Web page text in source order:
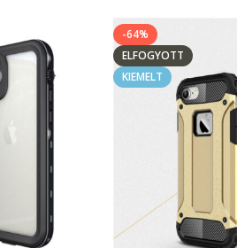
-64%
ELFOGYOTT
KIEMELT